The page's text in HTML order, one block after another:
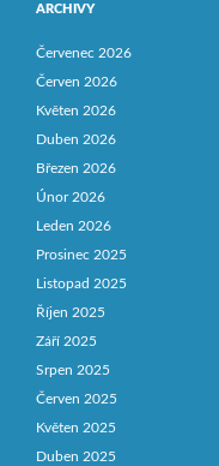
ARCHIVY
Červenec 2026
Červen 2026
Květen 2026
Duben 2026
Březen 2026
Únor 2026
Leden 2026
Prosinec 2025
Listopad 2025
Říjen 2025
Září 2025
Srpen 2025
Červen 2025
Květen 2025
Duben 2025